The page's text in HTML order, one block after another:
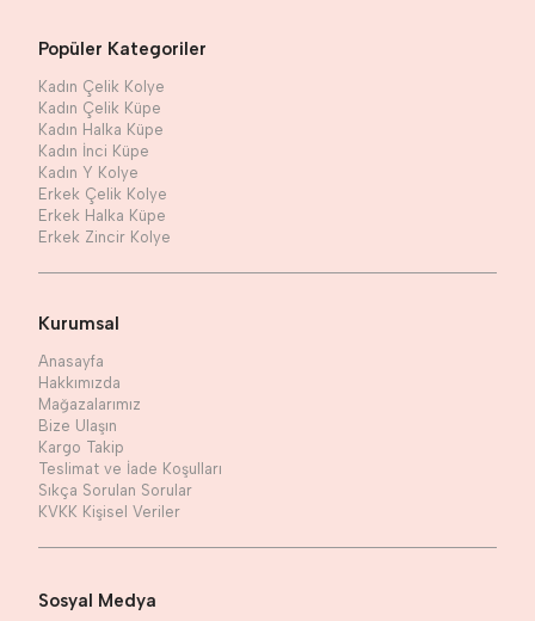
Popüler Kategoriler
Kadın Çelik Kolye
Kadın Çelik Küpe
Kadın Halka Küpe
Kadın İnci Küpe
Kadın Y Kolye
Erkek Çelik Kolye
Erkek Halka Küpe
Erkek Zincir Kolye
Kurumsal
Anasayfa
Hakkımızda
Mağazalarımız
Bize Ulaşın
Kargo Takip
Teslimat ve İade Koşulları
Sıkça Sorulan Sorular
KVKK Kişisel Veriler
Sosyal Medya